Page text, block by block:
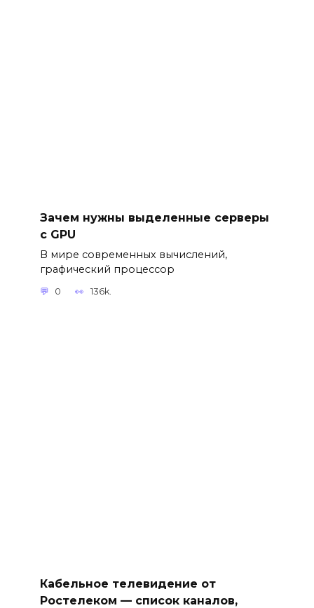
Зачем нужны выделенные серверы
с GPU
В мире современных вычислений,
графический процессор
0 136k.
Кабельное телевидение от
Ростелеком — список каналов,